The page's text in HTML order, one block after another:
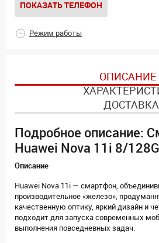
ПОКАЗАТЬ ТЕЛЕФОН
Режим работы
ОПИСАНИЕ
ДОСТАВКА
Подробное описание:
Huawei Nova 11i 8/
Описание
Huawei Nova 11i — смартфон,
производительное «железо»,
качественную оптику, яркий дизайн и
подходит для запуска современных
выполнения повседневных задач.